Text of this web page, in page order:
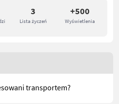
3
Lista życzeń
+500
Wyświetlenia
transportem?